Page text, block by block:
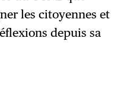
les citoyennes et
depuis sa